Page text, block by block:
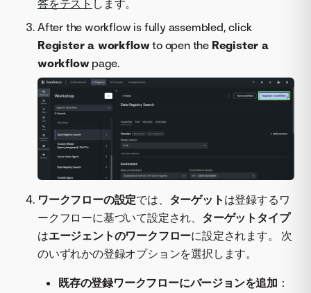
答をテスト します。
After the workflow is fully assembled, click
Register a workflow to open the Register a
workflow page.
ワークフローの設定では、 ターゲット は登録するワ
ークフローに基づいて設定され、 ターゲットタイプ
はエージェントのワークフローに設定されます。 次
のいずれかの登録オプションを選択します。
既存の登録ワークフローにバージョンを追加 ：